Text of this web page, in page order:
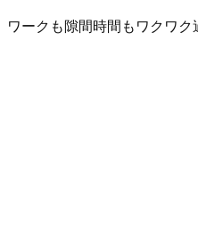
ワークも隙間時間もワクワ